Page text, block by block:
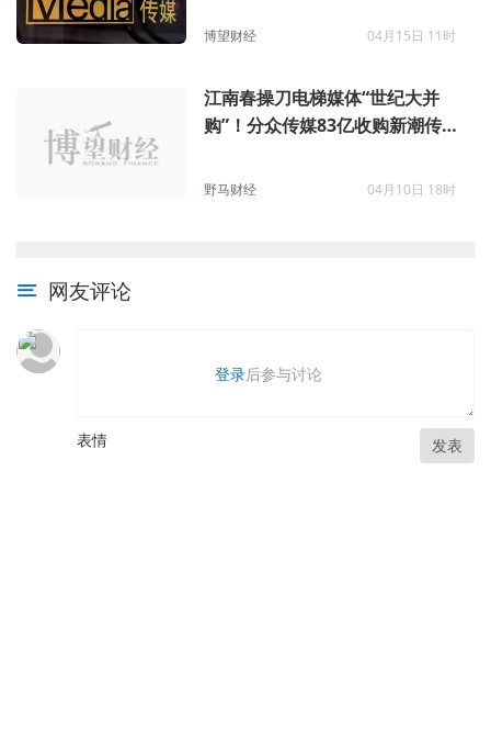
博望财经 04月15日 11时
江南春操刀电梯媒体“世纪大并
购”！分众传媒83亿收购新潮传
野马财经 04月10日 18时
网友评论
登录后参与讨论
表情 发表